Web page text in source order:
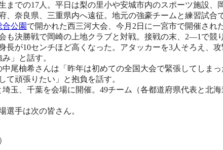
までの17人。平日は梨の里小や安城市内のスポーツ施設、
、奈良県、三重県内へ遠征。地元の強豪チームと練習試合
合公園 で開かれた西三河大会、今月2日に一宮市で開催され
も決勝戦で岡崎の上地クラブと対戦。接戦の末、2―1で競
長が10センチほど高くなった。アタッカーを3人そろえ、
」と話す。
尾柚希さんは「昨年は初めての全国大会で緊張してしま
て頑張りたい」と抱負を話す。
玉、千葉を会場に開催。49チーム（各都道府県代表と北海
選手は次の皆さん。